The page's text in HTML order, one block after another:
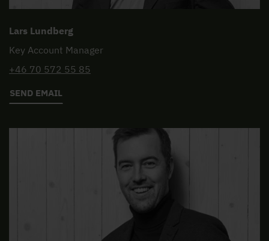
Lars Lundberg
Key Account Manager
+46 70 572 55 85
SEND EMAIL